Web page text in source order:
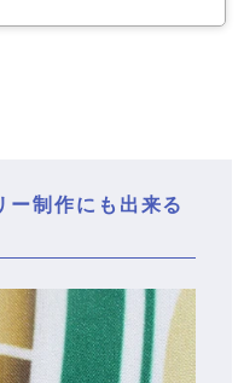
制作にも出来る